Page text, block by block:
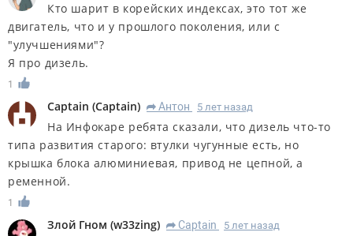
Кто шарит в корейских индексах, это тот же
двигатель, что и у прошлого поколения, или с
"улучшениями"?
Я про дизель.
1
Captain (Captain) R Антон 5 лет назад
На Инфокаре ребята сказали, что дизель что-то
типа развития старого: втулки чугунные есть, но
крышка блока алюминиевая, привод не цепной, а
ременной.
1
Злой Гном (w33zing) R Captain 5 лет назад